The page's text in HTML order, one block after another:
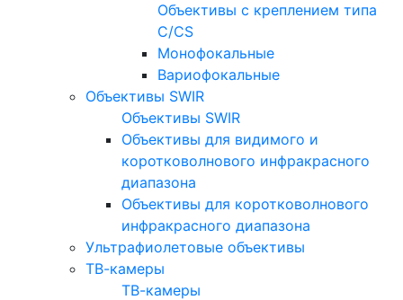
Объективы с креплением типа
C/CS
Монофокальные
Вариофокальные
Объективы SWIR
Объективы SWIR
Объективы для видимого и
коротковолнового инфракрасного
диапазона
Объективы для коротковолнового
инфракрасного диапазона
Ультрафиолетовые объективы
ТВ-камеры
ТВ-камеры